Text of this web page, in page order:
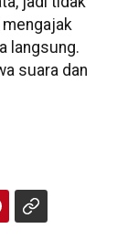
langsung.
suara dan